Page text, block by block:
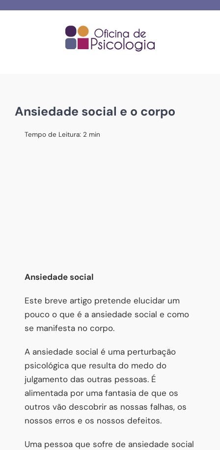
Ansiedade social e o corpo
Tempo de Leitura: 2 min
Ansiedade social
Este breve artigo pretende elucidar um
pouco o que é a ansiedade social e como
se manifesta no corpo.
A ansiedade social é uma perturbação
psicológica que resulta do medo do
julgamento das outras pessoas. É
alimentada por uma fantasia de que os
outros vão descobrir as nossas falhas, os
nossos erros e os nossos defeitos.
Uma pessoa que sofre de ansiedade social